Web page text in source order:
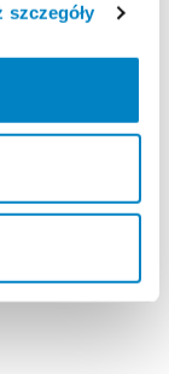
szczegóły
tego